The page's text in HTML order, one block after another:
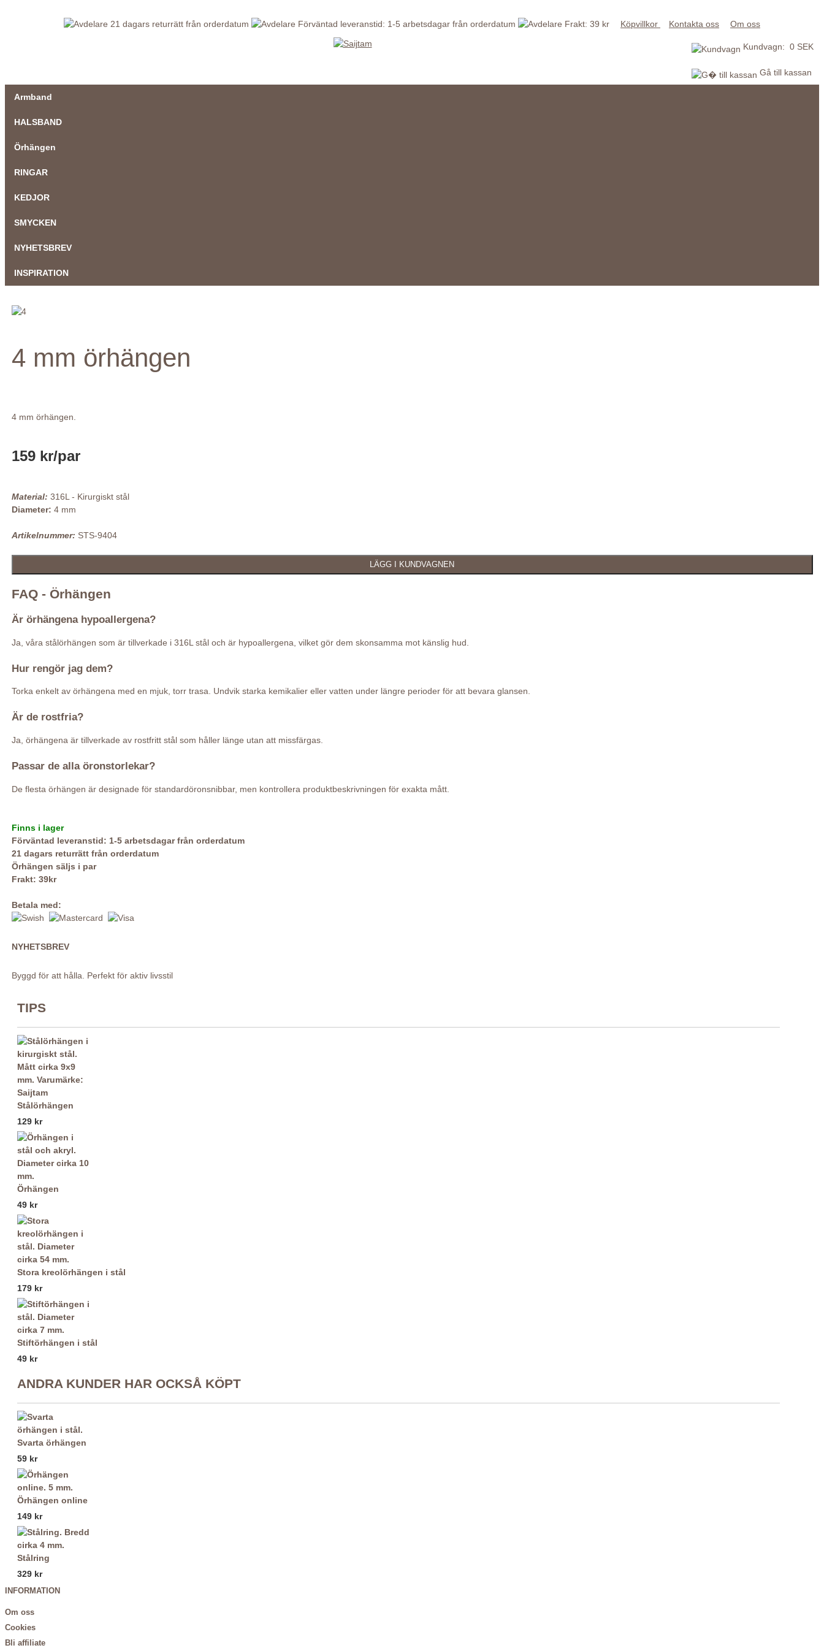
21 dagars returrätt från orderdatum Förväntad leveranstid: 1-5 arbetsdagar från orderdatum Frakt: 39 kr Köpvillkor Kontakta oss Om oss
Kundvagn: 0 SEK
Gå till kassan
Armband
HALSBAND
Örhängen
RINGAR
KEDJOR
SMYCKEN
NYHETSBREV
INSPIRATION
4 mm örhängen
4 mm örhängen.
159 kr/par
Material: 316L - Kirurgiskt stål
Diameter: 4 mm
Artikelnummer: STS-9404
FAQ - Örhängen
Är örhängena hypoallergena?
Ja, våra stålörhängen som är tillverkade i 316L stål och är hypoallergena, vilket gör dem skonsamma mot känslig hud.
Hur rengör jag dem?
Torka enkelt av örhängena med en mjuk, torr trasa. Undvik starka kemikalier eller vatten under längre perioder för att bevara glansen.
Är de rostfria?
Ja, örhängena är tillverkade av rostfritt stål som håller länge utan att missfärgas.
Passar de alla öronstorlekar?
De flesta örhängen är designade för standardöronsnibbar, men kontrollera produktbeskrivningen för exakta mått.
Finns i lager
Förväntad leveranstid: 1-5 arbetsdagar från orderdatum
21 dagars returrätt från orderdatum
Örhängen säljs i par
Frakt: 39kr
Betala med:
NYHETSBREV
Byggd för att hålla. Perfekt för aktiv livsstil
TIPS
Stålörhängen
129 kr
Örhängen
49 kr
Stora kreolörhängen i stål
179 kr
Stiftörhängen i stål
49 kr
ANDRA KUNDER HAR OCKSÅ KÖPT
Svarta örhängen
59 kr
Örhängen online
149 kr
Stålring
329 kr
INFORMATION
Om oss
Cookies
Bli affiliate